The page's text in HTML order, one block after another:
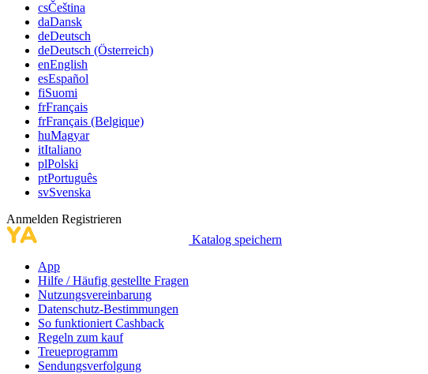
csČeština
daDansk
deDeutsch
deDeutsch (Österreich)
enEnglish
esEspañol
fiSuomi
frFrançais
frFrançais (Belgique)
huMagyar
itItaliano
plPolski
ptPortuguês
svSvenska
Anmelden Registrieren
Katalog speichern
App
Hilfe / Häufig gestellte Fragen
Nutzungsvereinbarung
Datenschutz-Bestimmungen
So funktioniert Cashback
Regeln zum kauf
Treueprogramm
Sendungsverfolgung